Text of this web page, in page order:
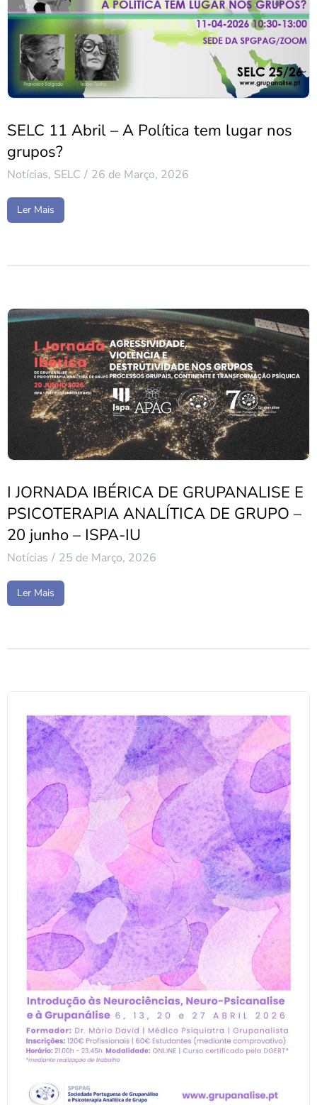
SELC 11 Abril – A Política tem lugar nos
grupos?
Notícias, SELC 26 de Março, 2026
Ler Mais
I JORNADA IBÉRICA DE GRUPANALISE E
PSICOTERAPIA ANALÍTICA DE GRUPO –
20 junho – ISPA-IU
Notícias 25 de Março, 2026
Ler Mais